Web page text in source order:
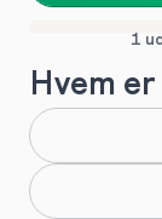
1
Hvem er